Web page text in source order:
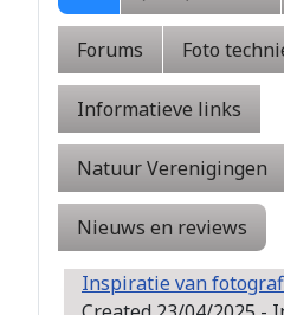
Forums Foto
Informatieve links
Natuur Verenigingen
Nieuws en reviews
Inspiratie van